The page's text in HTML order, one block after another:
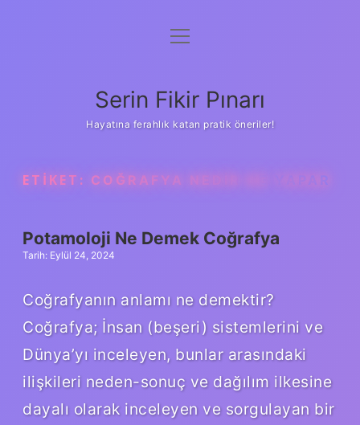
Gizlilik Politikası
Yasal Uyarı
menüyü
Serin Fikir Pınarı
Hayatına ferahlık katan pratik öneriler!
ETIKET: COĞRAFYA NEDIR NE YAPAR
Potamoloji Ne Demek Coğrafya
Tarih: Eylül 24, 2024
Coğrafyanın anlamı ne demektir?
Coğrafya; İnsan (beşeri) sistemlerini ve
Dünya’yı inceleyen, bunlar arasındaki
ilişkileri neden-sonuç ve dağılım ilkesine
dayalı olarak inceleyen ve sorgulayan bir